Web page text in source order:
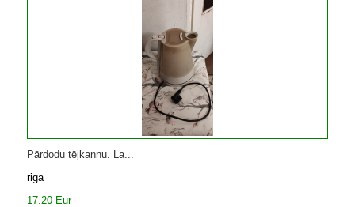
Pārdodu tējkannu. La...
riga
17.20 Eur